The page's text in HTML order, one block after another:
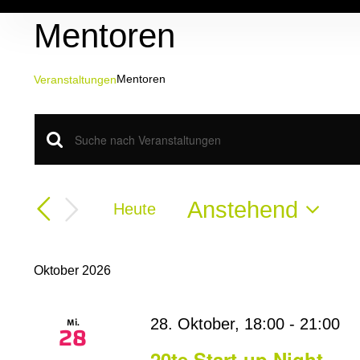
springenMentoren
VeranstaltungenMentoren
Veranstaltungen
Veranstaltungen
Suche
und
Ansichten,
Navigation
Bitte
Schlüsselwort
Suche
nach
Heute
Anstehend
Oktober 2026
Mi.
28 28. Oktober, 18:00 - 21:00